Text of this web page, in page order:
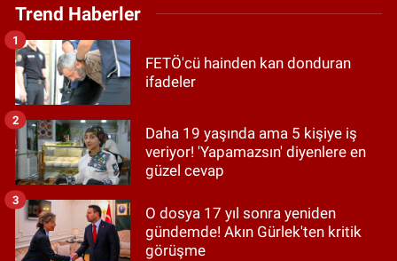
Trend Haberler
FETÖ'cü hainden kan donduran
ifadeler
1
Daha 19 yaşında ama 5 kişiye iş
veriyor! 'Yapamazsın' diyenlere en
güzel cevap
2
O dosya 17 yıl sonra yeniden
gündemde! Akın Gürlek'ten kritik
görüşme
3